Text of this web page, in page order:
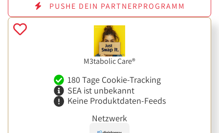
PUSHE DEIN PARTNERPROGRAMM
M3tabolic Care®
180 Tage Cookie-Tracking
SEA ist unbekannt
Keine Produktdaten-Feeds
Netzwerk